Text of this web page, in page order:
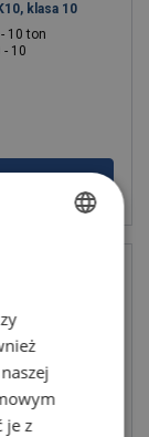
klasa 10
10 ton
- 10
je z